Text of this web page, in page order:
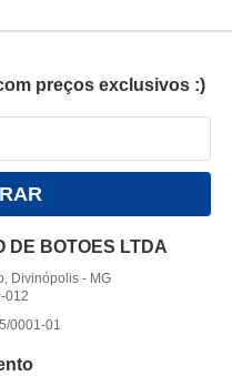
preços exclusivos :)
DE BOTOES LTDA
Divinópolis - MG
012
0001-01